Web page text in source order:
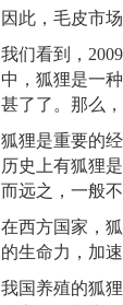
因此，毛皮市
我们看到，
中，狐狸是一
甚了了。那么
狐狸是重要的
历史上有狐狸
而远之，一般
在西方国家，
的生命力，加
我国养殖的狐